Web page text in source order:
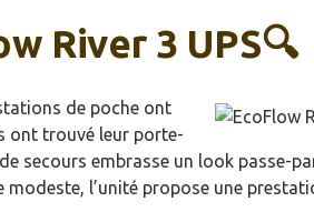
River 3 UPS🔍
de poche ont
ont trouvé leur porte-
secours embrasse un look passe-
modeste, l’unité propose une